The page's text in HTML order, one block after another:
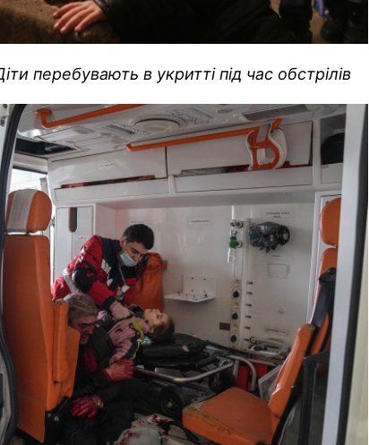
перебувають в укритті під час обстрілів